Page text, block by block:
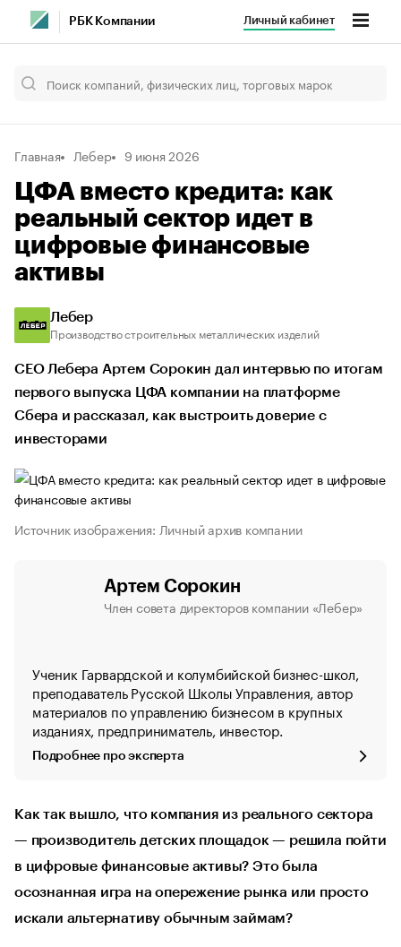
РБК Компании Личный кабинет
Главная Лебер 9 июня 2026
ЦФА вместо кредита: как
реальный сектор идет в
цифровые финансовые
активы
Лебер
Производство строительных металлических изделий
СЕО Лебера Артем Сорокин дал интервью по итогам
первого выпуска ЦФА компании на платформе
Сбера и рассказал, как выстроить доверие с
инвесторами
Источник изображения: Личный архив компании
Артем Сорокин
Член совета директоров компании «Лебер»
Ученик Гарвардской и колумбийской бизнес-школ,
преподаватель Русской Школы Управления, автор
материалов по управлению бизнесом в крупных
изданиях, предприниматель, инвестор.
Подробнее про эксперта
Как так вышло, что компания из реального сектора
— производитель детских площадок — решила пойти
в цифровые финансовые активы? Это была
осознанная игра на опережение рынка или просто
искали альтернативу обычным займам?